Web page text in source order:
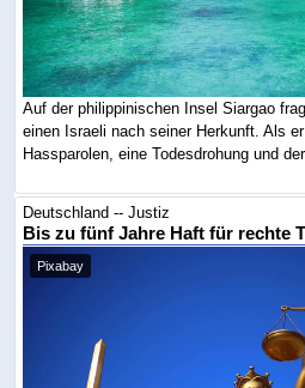
Auf der philippinischen Insel Siargao
einen Israeli nach seiner Herkunft. Als
Hassparolen, eine Todesdrohung und
Deutschland -- Justiz
Bis zu fünf Jahre Haft für rechte
Pixabay